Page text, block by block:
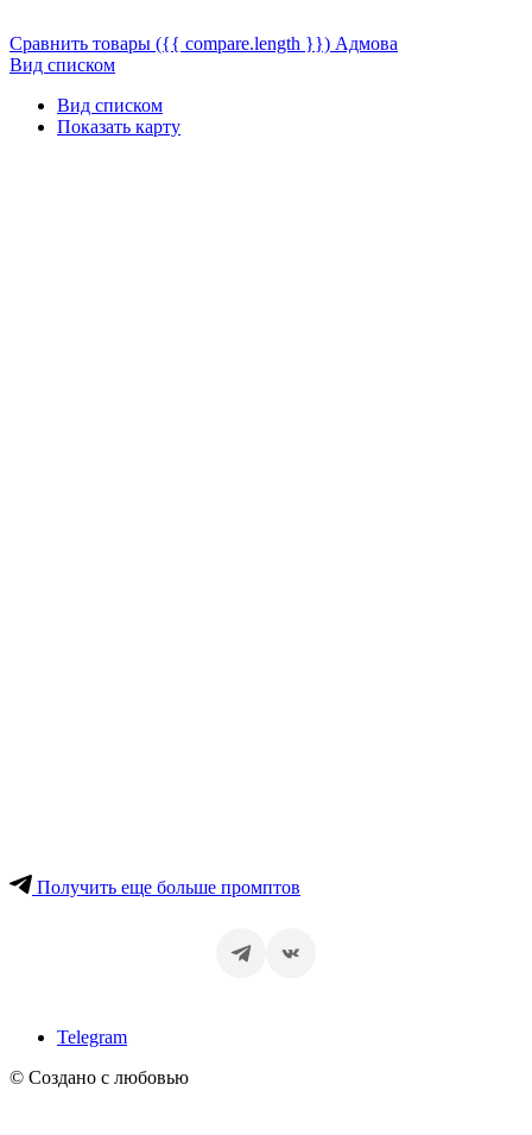
Сравнить товары ({{ compare.length }}) Адмова
Вид списком
Вид списком
Показать карту
Получить еще больше промптов
Telegram
© Создано с любовью